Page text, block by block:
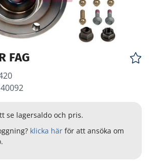
FAG
se lagersaldo och pris.
klicka här för att ansöka om